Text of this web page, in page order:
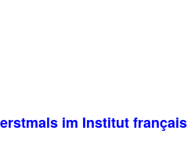
im Institut